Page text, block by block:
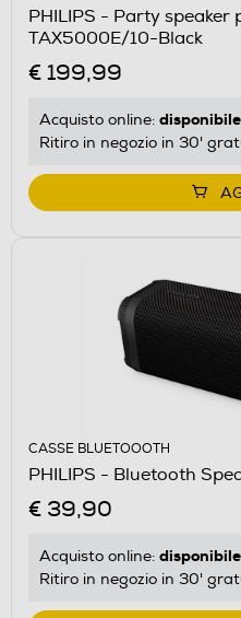
PHILIPS - Party
TAX5000E/10-Black
€ 199,99
Acquisto online: disponibile
Ritiro in negozio in 30'
CASSE BLUETOOOTH
PHILIPS - Bluetooth
€ 39,90
Acquisto online: disponibile
Ritiro in negozio in 30'